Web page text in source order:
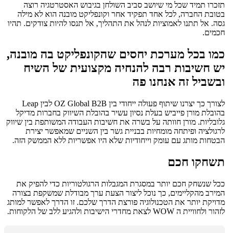
תזכרו תמיד שכל מי שיושב סביב השולחן בגיבוש האסטרטגיה רוצה
בטובת החברה, לכל אחד תפקיד אחר וקונפליקט מובנה הוא לא מילה
גסה. אל תתנו לאמוציות לנהל את התהליך, אל תנסו להיות צודקים. תהיו
חכמים.
כמו בכל מערכת יחסים שהקונפליקט בה מובנה,
יש חשיבות רבה להנחיה מקצועית של השיח
ובשביל זה אנחנו פה
לצורך כך יצרנו שיתוף פעולה ייחודי בין OZ Global B2B לבין Leap
בהובלת מורן פייביש בעלת נסיון עשיר בהובלת השיווק בחברות מדיקל
גלובליות. מורן חוותה על בשרה את חשיבות העבודה המשותפת בין שיווק
לרגולציה ופיתחה מומחיות בבניית גשר בין השניים שמאפשר יצירת
הבטחות מותג עם עומק וייחודיות שלא היו אפשריות ללא הממשק הזה.
תשחקו חכם
ככל שנשחק חכם יותר במסגרת המגבלות הרגולטוריות כדי להפיק את
המירב מהקליימים, כך נוכל ליצור הצעת ערך מבודלת שמשקפת בצורה
מדויקת יותר את הטכנולוגיה פורצת הדרך שלכם. זו הדרך לאפשר למותג
לזהור ולחוויית ה WOW לצאת מחדרי הישיבות ולהגיע ללב של הלקוחות.